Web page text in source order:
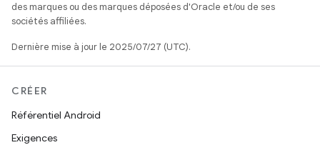
des marques ou des marques déposées d'Oracle et/ou de ses
sociétés affiliées.
Dernière mise à jour le 2025/07/27 (UTC).
CRÉER
Référentiel Android
Exigences